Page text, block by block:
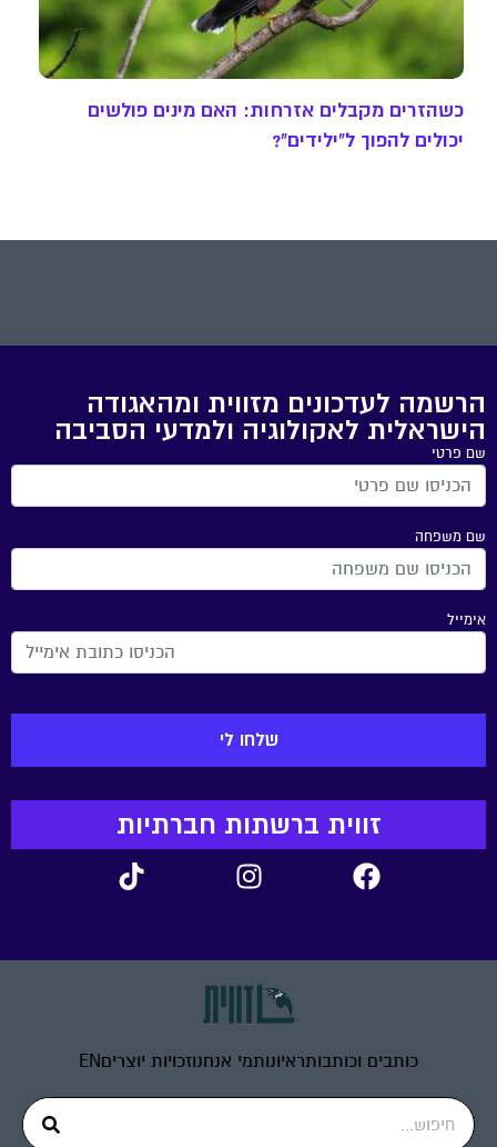
כשהזרים מקבלים אזרחות: האם מינים פולשים
יכולים להפוך ל"ילידים"?
הרשמה לעדכונים מזווית ומהאגודה
הישראלית לאקולוגיה ולמדעי הסביבה
שם פרטי
שם משפחה
אימייל
זווית ברשתות חברתיות
כותבים וכותבותראיונותמי אנחנוזכויות יוצריםEN